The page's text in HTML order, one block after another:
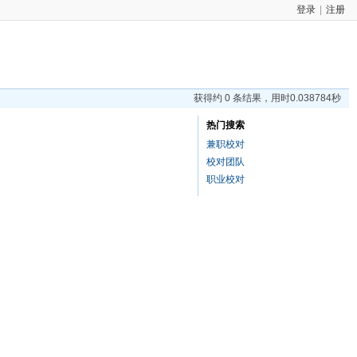
登录 注册
获得约 0 条结果，用时0.038784秒
热门搜索
兼职校对
校对团队
职业校对